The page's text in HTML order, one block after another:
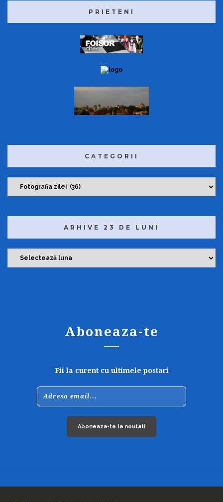
PRIETENI
CATEGORII
t
g
i
i
ARHIVE 23 DE LUNI
h
Aboneaza-te
Fii la curent cu ultimele postari